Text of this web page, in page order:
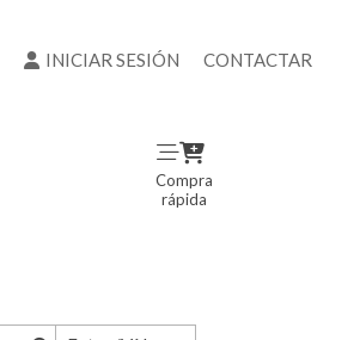
INICIAR SESIÓN CONTACTAR
Compra
rápida